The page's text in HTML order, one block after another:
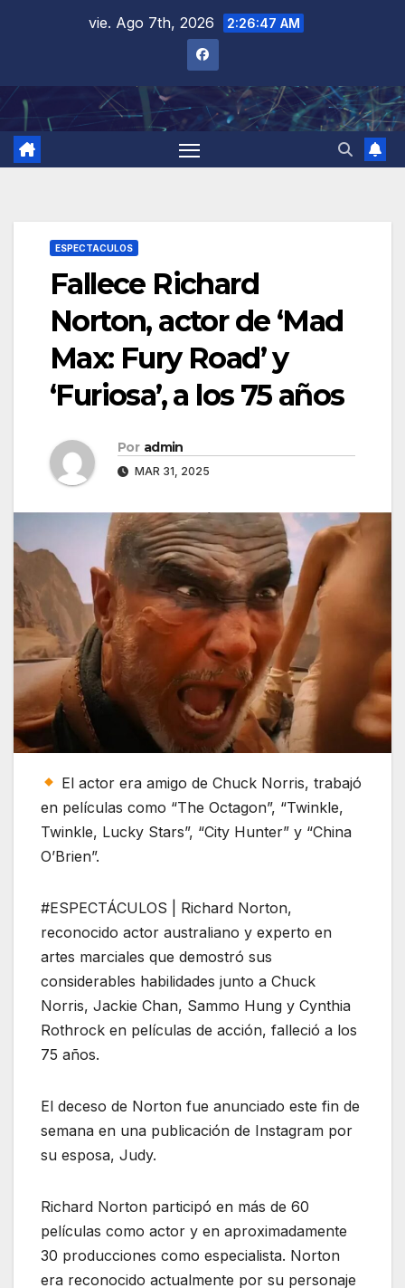
vie. Ago 7th, 2026 2:26:48 AM
ESPECTACULOS
Fallece Richard
Norton, actor de ‘Mad
Max: Fury Road’ y
‘Furiosa’, a los 75 años
Por admin
MAR 31, 2025
El actor era amigo de Chuck Norris, trabajó
en películas como “The Octagon”, “Twinkle,
Twinkle, Lucky Stars”, “City Hunter” y “China
O’Brien”.
#ESPECTÁCULOS | Richard Norton,
reconocido actor australiano y experto en
artes marciales que demostró sus
considerables habilidades junto a Chuck
Norris, Jackie Chan, Sammo Hung y Cynthia
Rothrock en películas de acción, falleció a los
75 años.
El deceso de Norton fue anunciado este fin de
semana en una publicación de Instagram por
su esposa, Judy.
Richard Norton participó en más de 60
películas como actor y en aproximadamente
30 producciones como especialista. Norton
era reconocido actualmente por su personaje